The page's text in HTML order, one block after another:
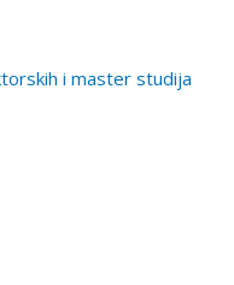
i master studija